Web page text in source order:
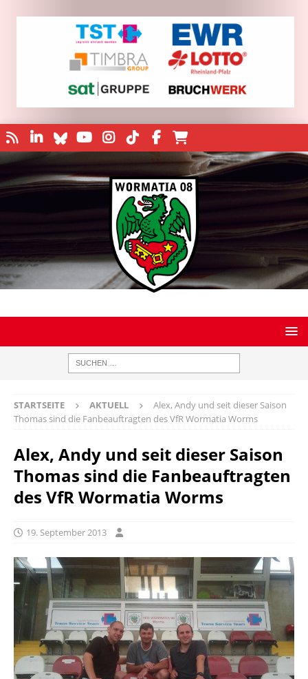
STARTSEITE AKTUELL
Alex, Andy und seit dieser Saison
Thomas sind die Fanbeauftragten des VfR Wormatia Worms
Alex, Andy und seit dieser Saison
Thomas sind die Fanbeauftragten
des VfR Wormatia Worms
19. September 2013